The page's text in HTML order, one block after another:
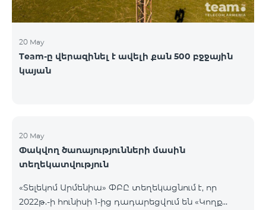
20 May
Team-ը վերազինել է ավելի քան 500 բջջային
կայան
20 May
Փակվող ծառայությունների մասին
տեղեկատվություն
«Տելեկոմ Արմենիա» ՓԲԸ տեղեկացնում է, որ
2022թ.-ի հունիսի 1-ից դադարեցվում են «Կողք